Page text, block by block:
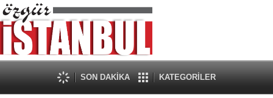
SON DAKİKA KATEGORİLER